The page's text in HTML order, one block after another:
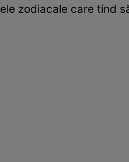
zodiacale care tind